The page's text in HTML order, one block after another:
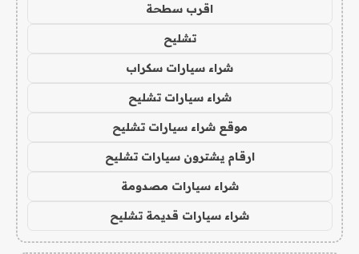
اقرب سطحة
تشليح
شراء سيارات سكراب
شراء سيارات تشليح
موقع شراء سيارات تشليح
ارقام يشترون سيارات تشليح
شراء سيارات مصدومة
شراء سيارات قديمة تشليح